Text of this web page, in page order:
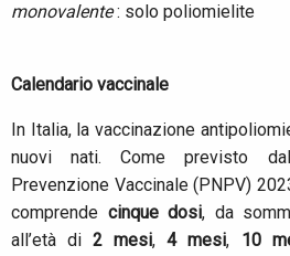
monovalente: solo poliomielite
Calendario vaccinale
In Italia, la vaccinazione
nuovi nati. Come previsto
Prevenzione Vaccinale (PNPV)
comprende cinque dosi, da
all’età di 2 mesi,4 mesi, 10